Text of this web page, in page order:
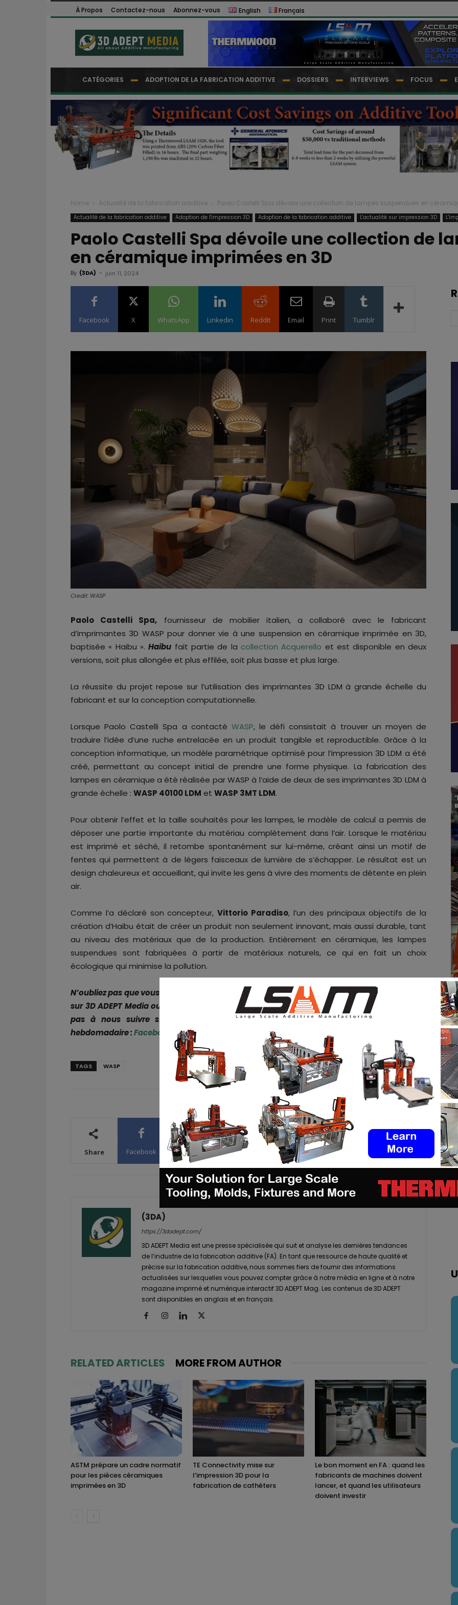
À Propos Contactez-nous Abonnez-vous English Français
CATÉGORIES ADOPTION DE LA FABRICATION ADDITIVE DOSSIERS INTERVIEWS FOCUS
Home Actualité de la fabrication additive Paolo Castelli Spa dévoile une collection de lampes suspendues en
Actualité de la fabrication additive Adoption de l'impression 3D Adoption de la fabrication additive L'actualité sur impression 3D
Paolo Castelli Spa dévoile une collection de
en céramique imprimées en 3D
By (3DA) - juin 11, 2024
Facebook X WhatsApp Linkedin ReddIt Email Print Tumblr
Credit: WASP
Paolo Castelli Spa, fournisseur de mobilier italien, a collaboré avec le fabricant
d’imprimantes 3D WASP pour donner vie à une suspension en céramique imprimée en 3D,
baptisée « Haibu ».Haibu fait partie de la collection Acquerello et est disponible en deux
versions, soit plus allongée et plus effilée, soit plus basse et plus large.
La réussite du projet repose sur l’utilisation des imprimantes 3D LDM à grande échelle du
fabricant et sur la conception computationnelle.
Lorsque Paolo Castelli Spa a contacté WASP, le défi consistait à trouver un moyen de
traduire l’idée d’une ruche entrelacée en un produit tangible et reproductible. Grâce à la
conception informatique, un modèle paramétrique optimisé pour l’impression 3D LDM a été
créé, permettant au concept initial de prendre une forme physique. La fabrication des
lampes en céramique a été réalisée par WASP à l’aide de deux de ses imprimantes 3D LDM à
grande échelle : WASP 40100 LDM et WASP 3MT LDM.
Pour obtenir l’effet et la taille souhaités pour les lampes, le modèle de calcul a permis de
déposer une partie importante du matériau complètement dans l’air. Lorsque le matériau
est imprimé et séché, il retombe spontanément sur lui-même, créant ainsi un motif de
fentes qui permettent à de légers faisceaux de lumière de s’échapper. Le résultat est un
design chaleureux et accueillant, qui invite les gens à vivre des moments de détente en plein
air.
Comme l’a déclaré son concepteur,Vittorio Paradiso, l’un des principaux objectifs de la
création d’Haibu était de créer un produit non seulement innovant, mais aussi durable, tant
au niveau des matériaux que de la production. Entièrement en céramique, les lampes
suspendues sont fabriquées à partir de matériaux naturels, ce qui en fait un choix
écologique qui minimise la pollution.
N’oubliez pas que vous pouvez poster gratuitement les offres d’emploi de l’industrie de la FA
sur 3D ADEPT Media ou
rechercher un emploivia notre tableau d’offres d’emploi. N’hésitez
pas à nous suivre sur nos réseaux sociaux et à vous inscrire à notre newsletter
hebdomadaire :Facebook Twitter Instagram
TAGS WASP
Share Facebook X WhatsApp Linkedin ReddIt Email
(3DA)
https://3dadept.com/
3D ADEPT Media est une presse spécialisée qui suit et analyse les dernières tendances
de l’industrie de la fabrication additive (FA). En tant que ressource de haute qualité et
précise sur la fabrication additive, nous sommes fiers de fournir des informations
actualisées sur lesquelles vous pouvez compter grâce à notre média en ligne et à notre
magazine imprimé et numérique interactif 3D ADEPT Mag. Les contenus de 3D ADEPT
sont disponibles en anglais et en français.
RELATED ARTICLES MORE FROM AUTHOR
ASTM prépare un cadre normatif
pour les pièces céramiques
imprimées en 3D
TE Connectivity mise sur
l’impression 3D pour la
fabrication de cathéters
Le bon moment en FA : quand les
fabricants de machines doivent
lancer, et quand les utilisateurs
doivent investir